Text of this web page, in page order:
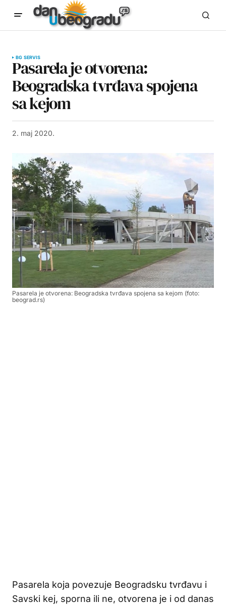
BG SERVIS
Pasarela je otvorena:
Beogradska tvrđava spojena
sa kejom
2. maj 2020.
Pasarela je otvorena: Beogradska tvrđava spojena sa kejom (foto:
beograd.rs)
Pasarela koja povezuje Beogradsku tvrđavu i
Savski kej, sporna ili ne, otvorena je i od danas